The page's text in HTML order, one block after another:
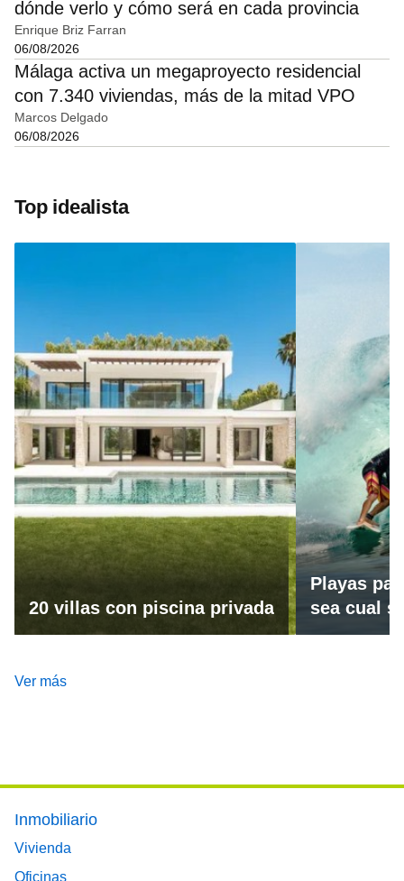
dónde verlo y cómo será en cada provincia
Enrique Briz Farran
06/08/2026
Málaga activa un megaproyecto residencial
con 7.340 viviendas, más de la mitad VPO
Marcos Delgado
06/08/2026
Top idealista
20 villas con piscina privada
Playas
sea cual
Ver más
Footer main menu
Inmobiliario
Vivienda
Oficinas